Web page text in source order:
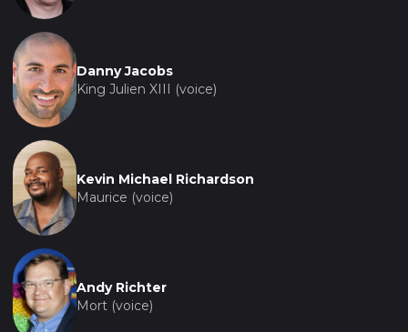
Danny Jacobs
King Julien XIII (voice)
Kevin Michael Richardson
Maurice (voice)
Andy Richter
Mort (voice)